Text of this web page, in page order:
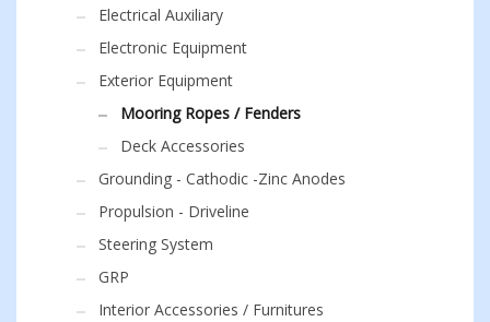
Electrical Auxiliary
Electronic Equipment
Exterior Equipment
Mooring Ropes / Fenders
Deck Accessories
Grounding - Cathodic -Zinc Anodes
Propulsion - Driveline
Steering System
GRP
Interior Accessories / Furnitures